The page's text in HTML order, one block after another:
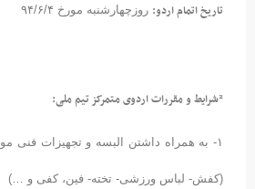
تاریخ اتمام اردو:روزچهارشنبه مورخ ۹۴/۶/۴
۱- به همراه داشتن البسه و تجهیزات فنی
(کفش- لباس ورزشی- تخته- فین، کفی و …)